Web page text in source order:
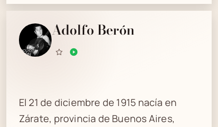
Adolfo Berón
El 21 de diciembre de 1915 nacía en
Zárate, provincia de Buenos Aires,